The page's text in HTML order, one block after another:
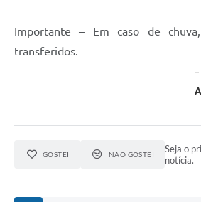
Importante – Em caso de
transferidos.
GOSTEI NÃO GOSTEI
Seja o
notícia.